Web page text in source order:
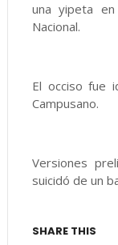
una yipeta
Nacional.
El occiso fue
Campusano.
Versiones
suicidó de un
SHARE THIS